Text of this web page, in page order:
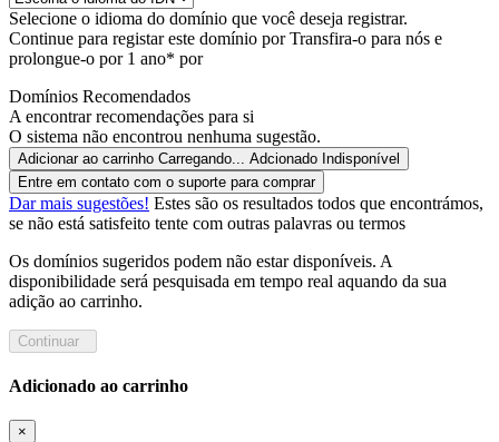
Selecione o idioma do domínio que você deseja registrar.
Continue para registar este domínio por Transfira-o para nós e
prolongue-o por 1 ano* por
Domínios Recomendados
A encontrar recomendações para si
O sistema não encontrou nenhuma sugestão.
Adicionar ao carrinho Carregando... Adcionado Indisponível
Entre em contato com o suporte para comprar
Dar mais sugestões! Estes são os resultados todos que encontrámos,
se não está satisfeito tente com outras palavras ou termos
Os domínios sugeridos podem não estar disponíveis. A
disponibilidade será pesquisada em tempo real aquando da sua
adição ao carrinho.
Adicionado ao carrinho
×